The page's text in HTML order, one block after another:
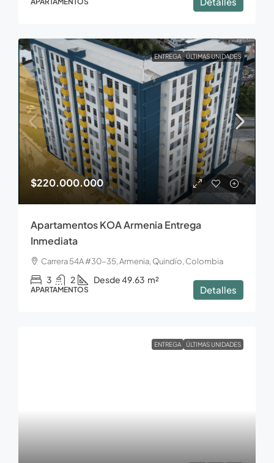
ENTREGA ÚLTIMAS UNIDADES
$220.000.000
Apartamentos KOA Armenia Entrega
Inmediata
Carrera 54A #30-35, Armenia, Quindío, Colombia
3 2 Desde 49.63 m²
APARTAMENTOS Detalles
ENTREGA ÚLTIMAS UNIDADES